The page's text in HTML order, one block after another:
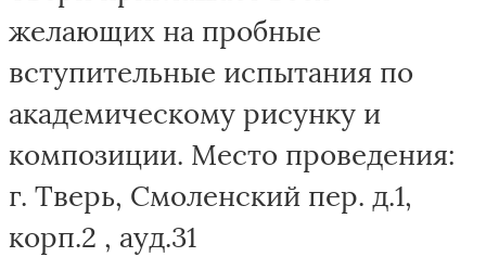
желающих на пробные
вступительные испытания по
академическому рисунку и
композиции. Место проведения:
г. Тверь, Смоленский пер. д.1,
корп.2 , ауд.31